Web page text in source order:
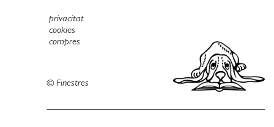
Política de privacitat
Política de cookies
Política de compres
Copyright © Finestres